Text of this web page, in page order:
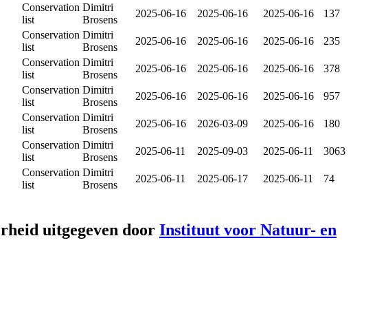
Conservation
list
Dimitri
Brosens
2025-06-16 2025-06-16 2025-06-16 137
Conservation
list
Dimitri
Brosens
2025-06-16 2025-06-16 2025-06-16 235
Conservation
list
Dimitri
Brosens
2025-06-16 2025-06-16 2025-06-16
378
Conservation
list
Dimitri
Brosens
2025-06-16 2025-06-16 2025-06-16 957
Conservation
list
Dimitri
Brosens
2025-06-16 2026-03-09 2025-06-16 180
Conservation
list
Dimitri
Brosens
2025-06-11 2025-09-03 2025-06-11 3063
Conservation
list
Dimitri
Brosens
2025-06-11 2025-06-17 2025-06-11 74
uitgegeven door Instituut voor Natuur- en